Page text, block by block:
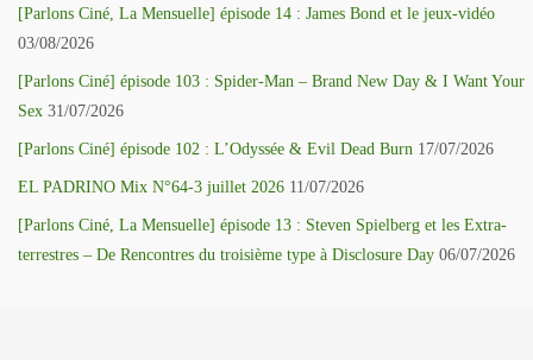
[Parlons Ciné, La Mensuelle] épisode 14 : James Bond et le jeux-vidéo
03/08/2026
[Parlons Ciné] épisode 103 : Spider-Man – Brand New Day & I Want Your
Sex 31/07/2026
[Parlons Ciné] épisode 102 : L’Odyssée & Evil Dead Burn 17/07/2026
EL PADRINO Mix N°64-3 juillet 2026 11/07/2026
[Parlons Ciné, La Mensuelle] épisode 13 : Steven Spielberg et les Extra-
terrestres – De Rencontres du troisième type à Disclosure Day 06/07/2026